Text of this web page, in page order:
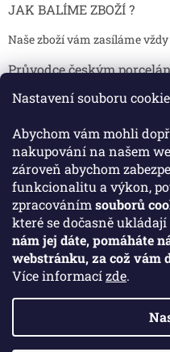
Nastavení souboru
Abychom vám mohli
nakupování na našem
zároveň abychom
funkcionalitu a výkon,
zpracováním souborů
které se dočasně
nám jej dáte, pomáháte
webstránku, za což vám
Více informacízde.
JAK BALÍME ZBOŽÍ ?
Naše zboží vám zasíláme
Průvodce českým
Jak skladovat broušené
Broušené sklenice jsou
Facebook